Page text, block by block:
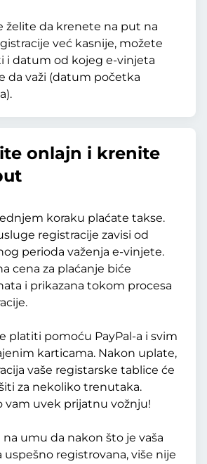
želite da krenete na put na
već kasnije, možete
i datum od kojeg e-vinjeta
da važi (datum početka
onlajn i krenite
koraku plaćate takse.
registracije zavisi od
perioda važenja e-vinjete.
cena za plaćanje biće
i prikazana tokom procesa
platiti pomoću PayPal-a i svim
karticama. Nakon uplate,
vaše registarske tablice će
za nekoliko trenutaka.
vam uvek prijatnu vožnju!
umu da nakon što je vaša
uspešno registrovana, više nije